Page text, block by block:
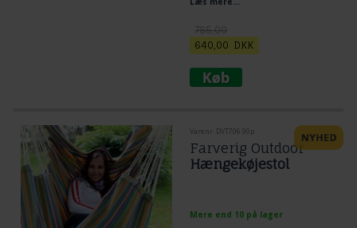
ude.
785,00
640,00 DKK
Varenr. DVT706.90p
Farverig Outdoor
Hængekøjestol
Mere end 10 på lager